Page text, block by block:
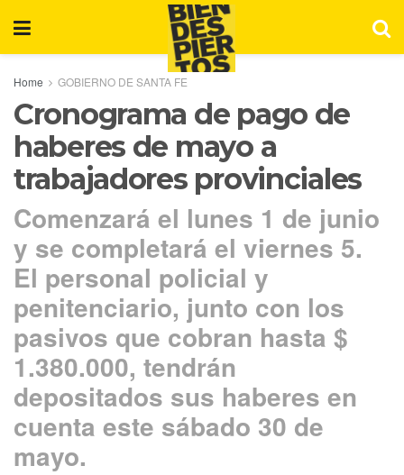
Home GOBIERNO DE SANTA FE
Cronograma de pago de
haberes de mayo a
trabajadores provinciales
Comenzará el lunes 1 de junio
y se completará el viernes 5.
El personal policial y
penitenciario, junto con los
pasivos que cobran hasta $
1.380.000, tendrán
depositados sus haberes en
cuenta este sábado 30 de
mayo.